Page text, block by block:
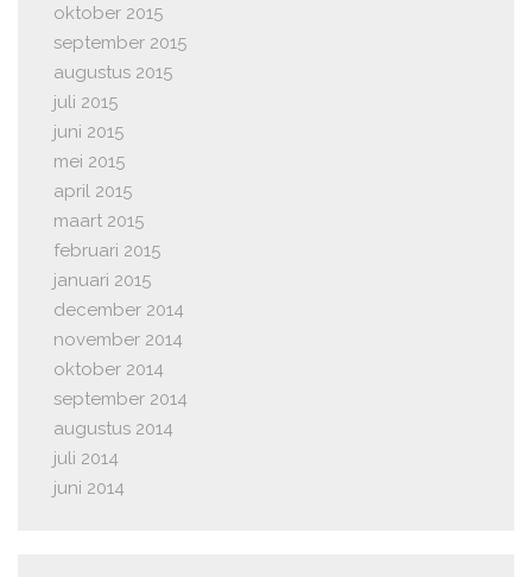
oktober 2015
september 2015
augustus 2015
juli 2015
juni 2015
mei 2015
april 2015
maart 2015
februari 2015
januari 2015
december 2014
november 2014
oktober 2014
september 2014
augustus 2014
juli 2014
juni 2014